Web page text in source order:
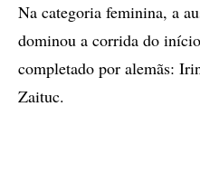
Na categoria feminina, a
dominou a corrida do
completado por alemãs:
Zaituc.